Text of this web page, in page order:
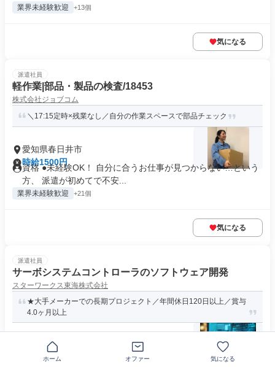
業界未経験歓迎 +13個
気になる
派遣社員
軽作業|部品・製品の検査/18453
株式会社ジョブコム
＼17:15定時×残業なし／自分の作業スペースで部品チェック
愛知県春日井市
時給1500円
資格 ●未経験OK！ 自分に合うお仕事が見つからない…という
方、 派遣が初めてで不安...
業界未経験歓迎 +21個
気になる
派遣社員
サーボシステムコントローラのソフトウェア開発
スターワークス東海株式会社
★大手メーカーでの長期プロジェクト／年間休日120日以上／賞与
4.0ヶ月以上
〒486-0933愛知県春日井市愛知町
月給30万円～45万円
資格 ◎下記いずれかに当てはまる方 ・C言語、C++のご経験
ホーム オファー 気になる